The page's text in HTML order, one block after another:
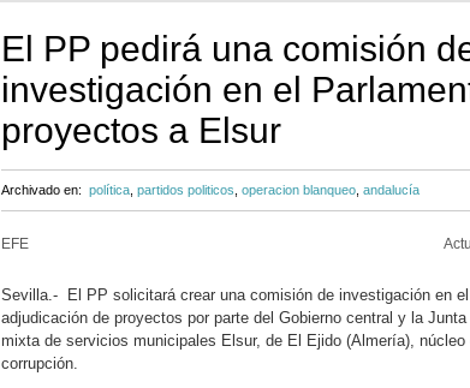
El PP pedirá una comisión
investigación en el
proyectos a Elsur
Archivado en: política partidos politicos operacion blanqueo andalucía
EFE
Sevilla.- El PP solicitará crear una comisión de investigación en
adjudicación de proyectos por parte del Gobierno central y la
mixta de servicios municipales Elsur, de El Ejido (Almería), núcleo
corrupción.